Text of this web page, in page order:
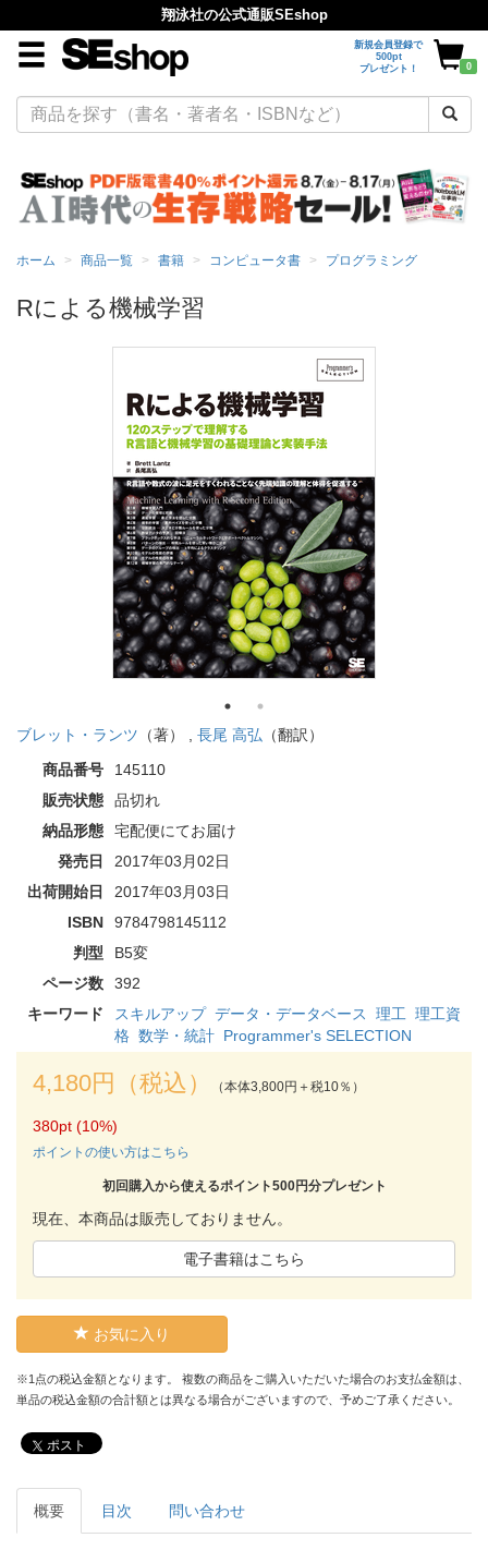
翔泳社の公式通販SEshop
新規会員登録で
500pt
プレゼント！
0
ホーム 商品一覧 書籍 コンピュータ書 プログラミング
Rによる機械学習
ブレット・ランツ （著） , 長尾 高弘 （翻訳）
商品番号
145110
販売状態
品切れ
納品形態
宅配便にてお届け
発売日
2017年03月02日
出荷開始日
2017年03月03日
ISBN
9784798145112
判型
B5変
ページ数
392
キーワード
スキルアップ データ・データベース 理工 理工資
格 数学・統計 Programmer's SELECTION
4,180円（税込） （本体3,800円＋税10％）
380pt (10%)
ポイントの使い方はこちら
初回購入から使えるポイント500円分プレゼント
現在、本商品は販売しておりません。
電子書籍はこちら
お気に入り
※1点の税込金額となります。 複数の商品をご購入いただいた場合のお支払金額は、
単品の税込金額の合計額とは異なる場合がございますので、予めご了承ください。
ポスト
概要 目次 問い合わせ